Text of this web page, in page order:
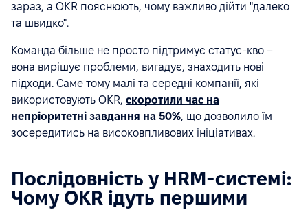
зараз, а OKR пояснюють, чому важливо дійти "далеко
та швидко".
Команда більше не просто підтримує статус-кво –
вона вирішує проблеми, вигадує, знаходить нові
підходи. Саме тому малі та середні компанії, які
використовують OKR, скоротили час на
непріоритетні завдання на 50%, що дозволило їм
зосередитись на високовпливових ініціативах.
Послідовність у HRM-системі:
Чому OKR ідуть першими